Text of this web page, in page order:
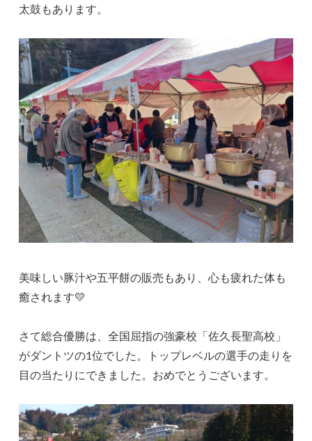
太鼓もあります。
美味しい豚汁や五平餅の販売もあり、心も疲れた体も
癒されます💛
さて総合優勝は、全国屈指の強豪校「佐久長聖高校」
がダントツの1位でした。トップレベルの選手の走りを
目の当たりにできました。おめでとうございます。